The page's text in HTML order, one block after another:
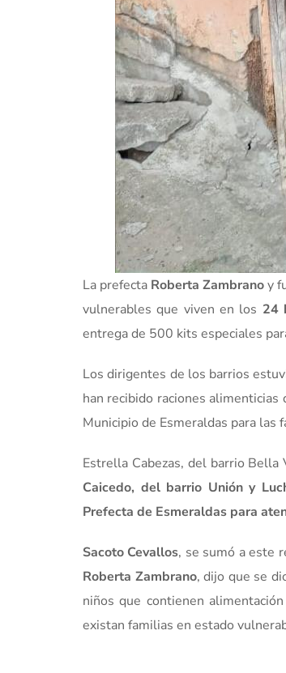
La prefecta Roberta Zambranoy
vulnerables que viven en los 24
entrega de 500 kits especiales
Los dirigentes de los barrios
han recibido raciones
Municipio de Esmeraldas para las
Estrella Cabezas, del barrio Bella
Caicedo, del barrio Unión y
Prefecta de Esmeraldas para
Sacoto Cevallos, se sumó a este
Roberta Zambrano, dijo que se
niños que contienen
existan familias en estado